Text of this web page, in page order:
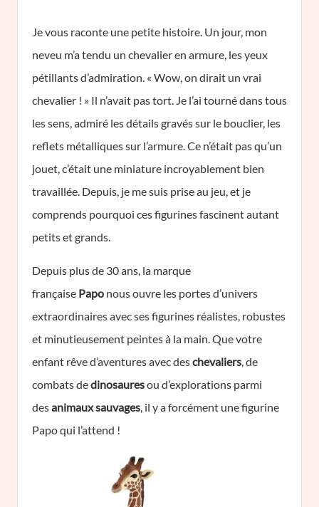
Je vous raconte une petite histoire. Un jour, mon
neveu m’a tendu un chevalier en armure, les yeux
pétillants d’admiration. « Wow, on dirait un vrai
chevalier ! » Il n’avait pas tort. Je l’ai tourné dans tous
les sens, admiré les détails gravés sur le bouclier, les
reflets métalliques sur l’armure. Ce n’était pas qu’un
jouet, c’était une miniature incroyablement bien
travaillée. Depuis, je me suis prise au jeu, et je
comprends pourquoi ces figurines fascinent autant
petits et grands.
Depuis plus de 30 ans, la marque
française Papo nous ouvre les portes d’univers
extraordinaires avec ses figurines réalistes, robustes
et minutieusement peintes à la main. Que votre
enfant rêve d’aventures avec deschevaliers, de
combats dedinosauresou d’explorations parmi
desanimaux sauvages, il y a forcément une figurine
Papo qui l’attend !